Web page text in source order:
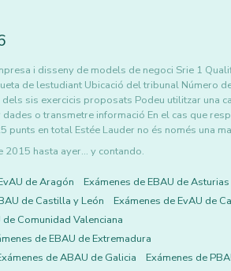
i disseny de models de negoci Srie 1
de lestudiant Ubicació del tribunal Número
sis exercicis proposats Podeu utilitzar una
o transmetre informació En el cas que
en total Estée Lauder no és només una
hasta ayer... y contando.
de Aragón
Exámenes de EBAU de Asturias
de Castilla y León
Exámenes de EvAU de
de Comunidad Valenciana
de EBAU de Extremadura
de ABAU de Galicia
Exámenes de